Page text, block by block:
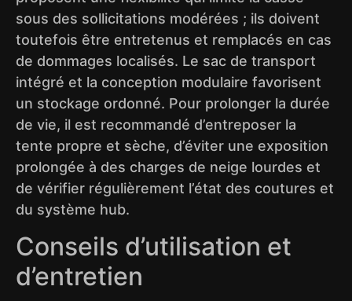
sous des sollicitations modérées ; ils doivent
toutefois être entretenus et remplacés en cas
de dommages localisés. Le sac de transport
intégré et la conception modulaire favorisent
un stockage ordonné. Pour prolonger la durée
de vie, il est recommandé d’entreposer la
tente propre et sèche, d’éviter une exposition
prolongée à des charges de neige lourdes et
de vérifier régulièrement l’état des coutures et
du système hub.
Conseils d’utilisation et
d’entretien